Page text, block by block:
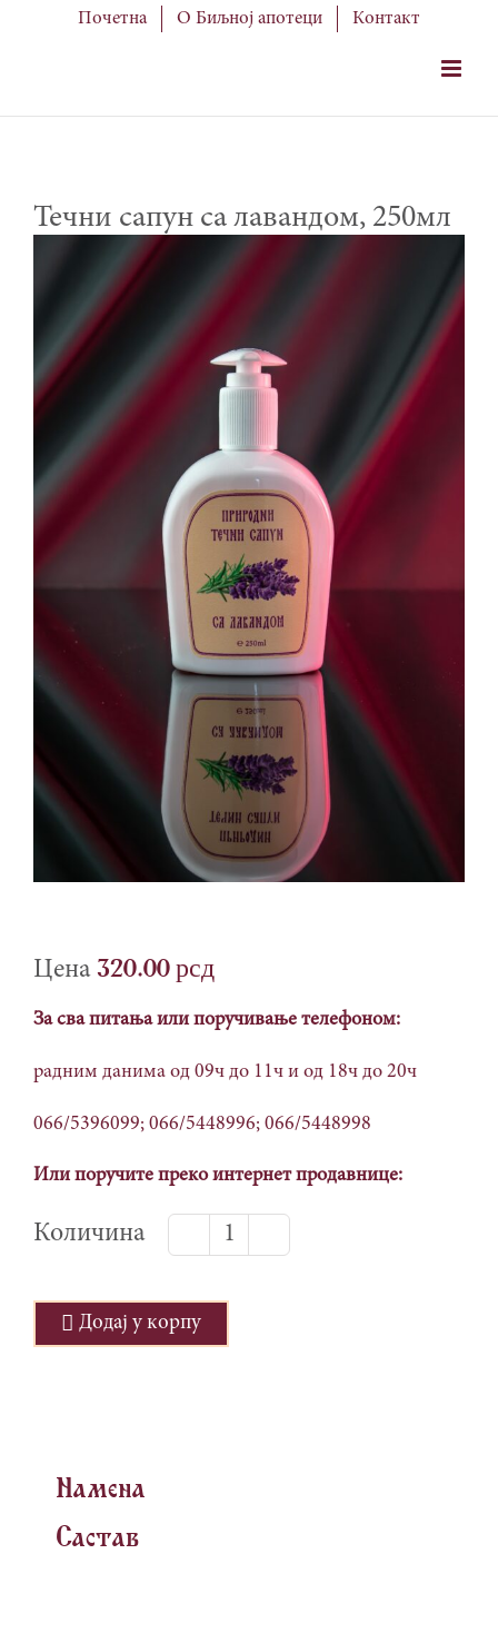
Почетна О Биљној апотеци Контакт
Течни сапун са лавандом, 250мл
320.00рсд
За сва питања или поручивање телефоном:
радним данима од 09ч до 11ч и од 18ч до 20ч
066/5396099; 066/5448996; 066/5448998
Или поручите преко интернет продавнице:
Течни
Додај у корпу
Namena
Sastav